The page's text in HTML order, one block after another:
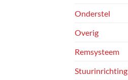
Onderstel
Overig
Remsysteem
Stuurinrichting